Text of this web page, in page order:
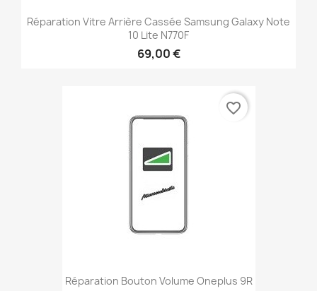
Réparation Vitre Arrière Cassée Samsung Galaxy Note
10 Lite N770F
69,00 €
Réparation Bouton Volume Oneplus 9R
favorite_border